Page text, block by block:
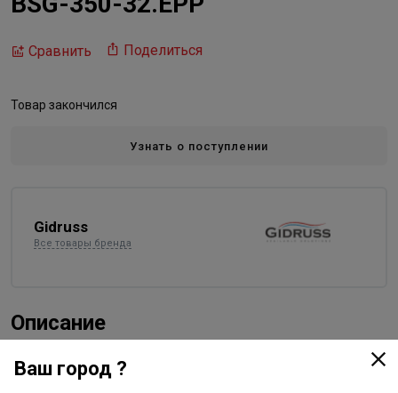
Сравнить Поделиться
Товар закончился
Узнать о поступлении
Gidruss
Все товары бренда
Описание
Группа безопасности устанавливается на подающей
линии котла или контура отопления после
Ваш город ?